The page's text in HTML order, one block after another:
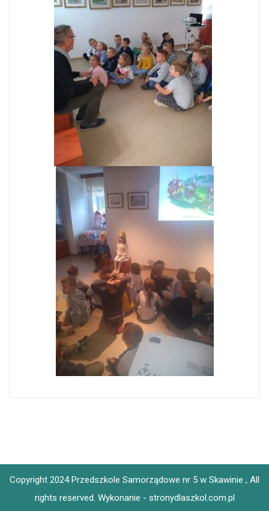
Copyright 2024 Przedszkole Samorządowe nr 5 w Skawinie , All
rights reserved. Wykonanie - stronydlaszkol.com.pl